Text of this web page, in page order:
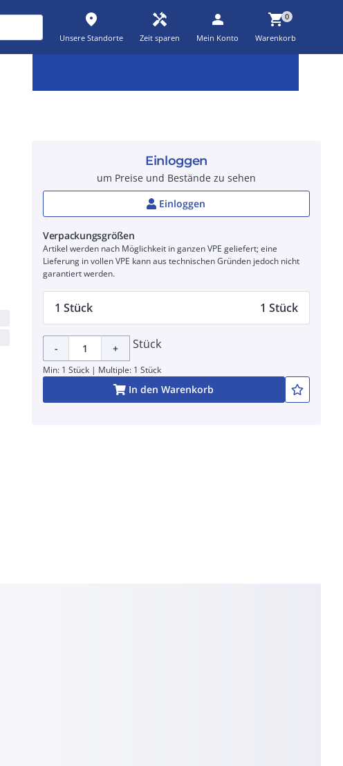
place
Unsere Standorte
handyman
Zeit sparen
person
Mein Konto
shopping_cart0
Warenkorb
Einloggen
um Preise und Bestände zu sehen
Einloggen
Verpackungsgrößen
Artikel werden nach Möglichkeit in ganzen VPE geliefert; eine
Lieferung in vollen VPE kann aus technischen Gründen jedoch nicht
garantiert werden.
1 Stück 1 Stück
- + Stück
Min: 1 Stück | Multiple: 1 Stück
In den Warenkorb